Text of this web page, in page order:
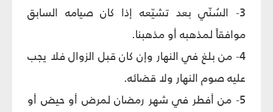
3- السُنّي بعد تشيّعه إذا كان صيامه السابق
موافقاً لمذهبه أو مذهبنا.
4- من بلغ في النهار وإن كان قبل الزوال فلا يجب
عليه صوم النهار ولا قضائه.
5- من أفطر في شهر رمضان لمرض أو حيض أو